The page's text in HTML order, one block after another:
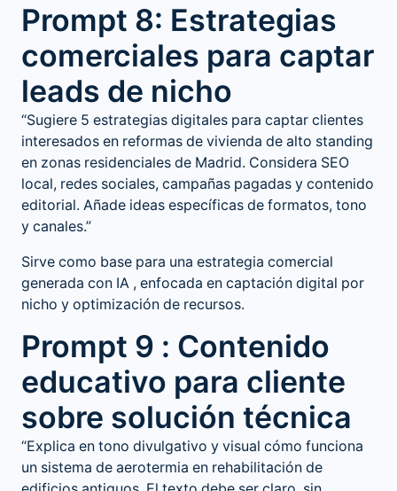
Prompt 8: Estrategias
comerciales para captar
leads de nicho
“Sugiere 5 estrategias digitales para captar clientes
interesados en reformas de vivienda de alto standing
en zonas residenciales de Madrid. Considera SEO
local, redes sociales, campañas pagadas y contenido
editorial. Añade ideas específicas de formatos, tono
y canales.”
Sirve como base para una estrategia comercial
generada con IA , enfocada en captación digital por
nicho y optimización de recursos.
Prompt 9 : Contenido
educativo para cliente
sobre solución técnica
“Explica en tono divulgativo y visual cómo funciona
un sistema de aerotermia en rehabilitación de